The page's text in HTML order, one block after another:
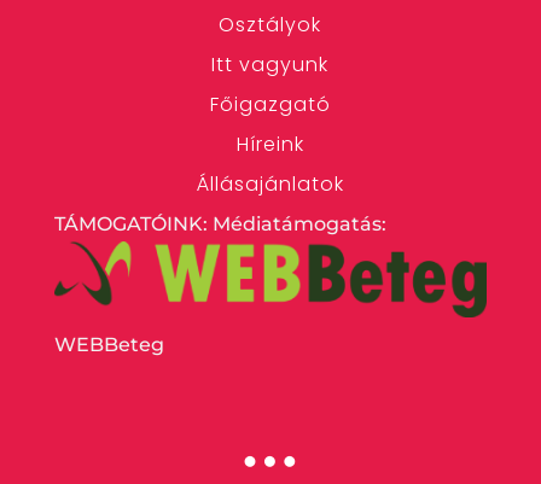
Osztályok
Itt vagyunk
Főigazgató
Híreink
Állásajánlatok
TÁMOGATÓINK: Médiatámogatás:
WEBBeteg
…